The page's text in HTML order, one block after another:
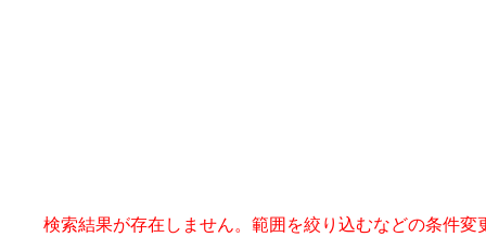
検索結果が存在しません。範囲を絞り込むなどの条件変